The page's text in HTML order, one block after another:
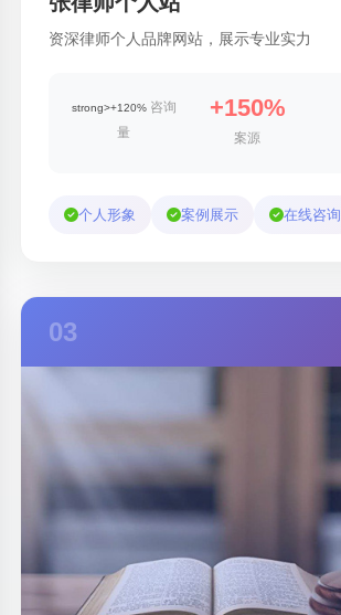
资深律师个人品牌网站，展示专业实力
strong>+120% 咨询
量
+150%
案源
个人形象 案例展示 在线咨询
03